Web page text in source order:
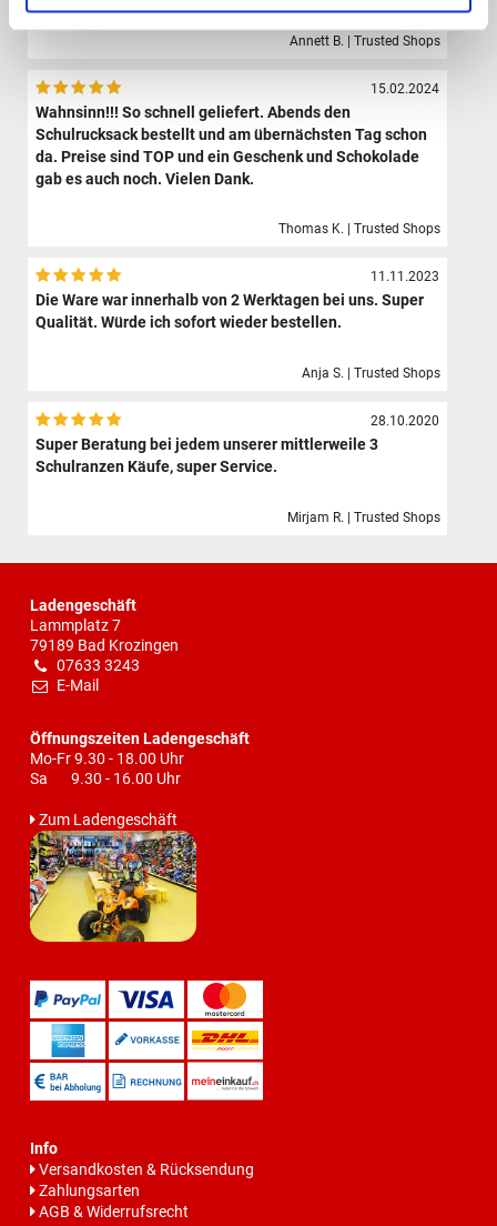
Annett B. | Trusted Shops
15.02.2024
Wahnsinn!!! So schnell geliefert. Abends den
Schulrucksack bestellt und am übernächsten Tag schon
da. Preise sind TOP und ein Geschenk und Schokolade
gab es auch noch. Vielen Dank.
Thomas K. | Trusted Shops
11.11.2023
Die Ware war innerhalb von 2 Werktagen bei uns. Super
Qualität. Würde ich sofort wieder bestellen.
Anja S. | Trusted Shops
28.10.2020
Super Beratung bei jedem unserer mittlerweile 3
Schulranzen Käufe, super Service.
Mirjam R. | Trusted Shops
Ladengeschäft
Lammplatz 7
79189 Bad Krozingen
07633 3243
E-Mail
Öffnungszeiten Ladengeschäft
Mo-Fr 9.30 - 18.00 Uhr
Sa 9.30 - 16.00 Uhr
Zum Ladengeschäft
Info
Versandkosten & Rücksendung
Zahlungsarten
AGB & Widerrufsrecht